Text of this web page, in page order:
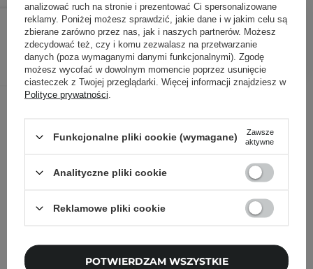
116,00 zł /szt.
DODAJ DO KOSZYKA
Inni klienci sprawdzali również
analizować ruch na stronie i prezentować Ci spersonalizowane
reklamy. Poniżej możesz sprawdzić, jakie dane i w jakim celu są
zbierane zarówno przez nas, jak i naszych partnerów. Możesz
zdecydować też, czy i komu zezwalasz na przetwarzanie
danych (poza wymaganymi danymi funkcjonalnymi). Zgodę
możesz wycofać w dowolnym momencie poprzez usunięcie
ciasteczek z Twojej przeglądarki. Więcej informacji znajdziesz w
Polityce prywatności
Funkcjonalne pliki cookie (wymagane)
Zawsze
aktywne
Analityczne pliki cookie
Reklamowe pliki cookie
POTWIERDZAM WSZYSTKIE